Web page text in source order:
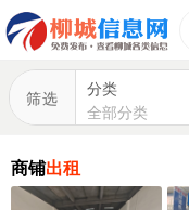
筛选
分类
全部分类
商铺出租